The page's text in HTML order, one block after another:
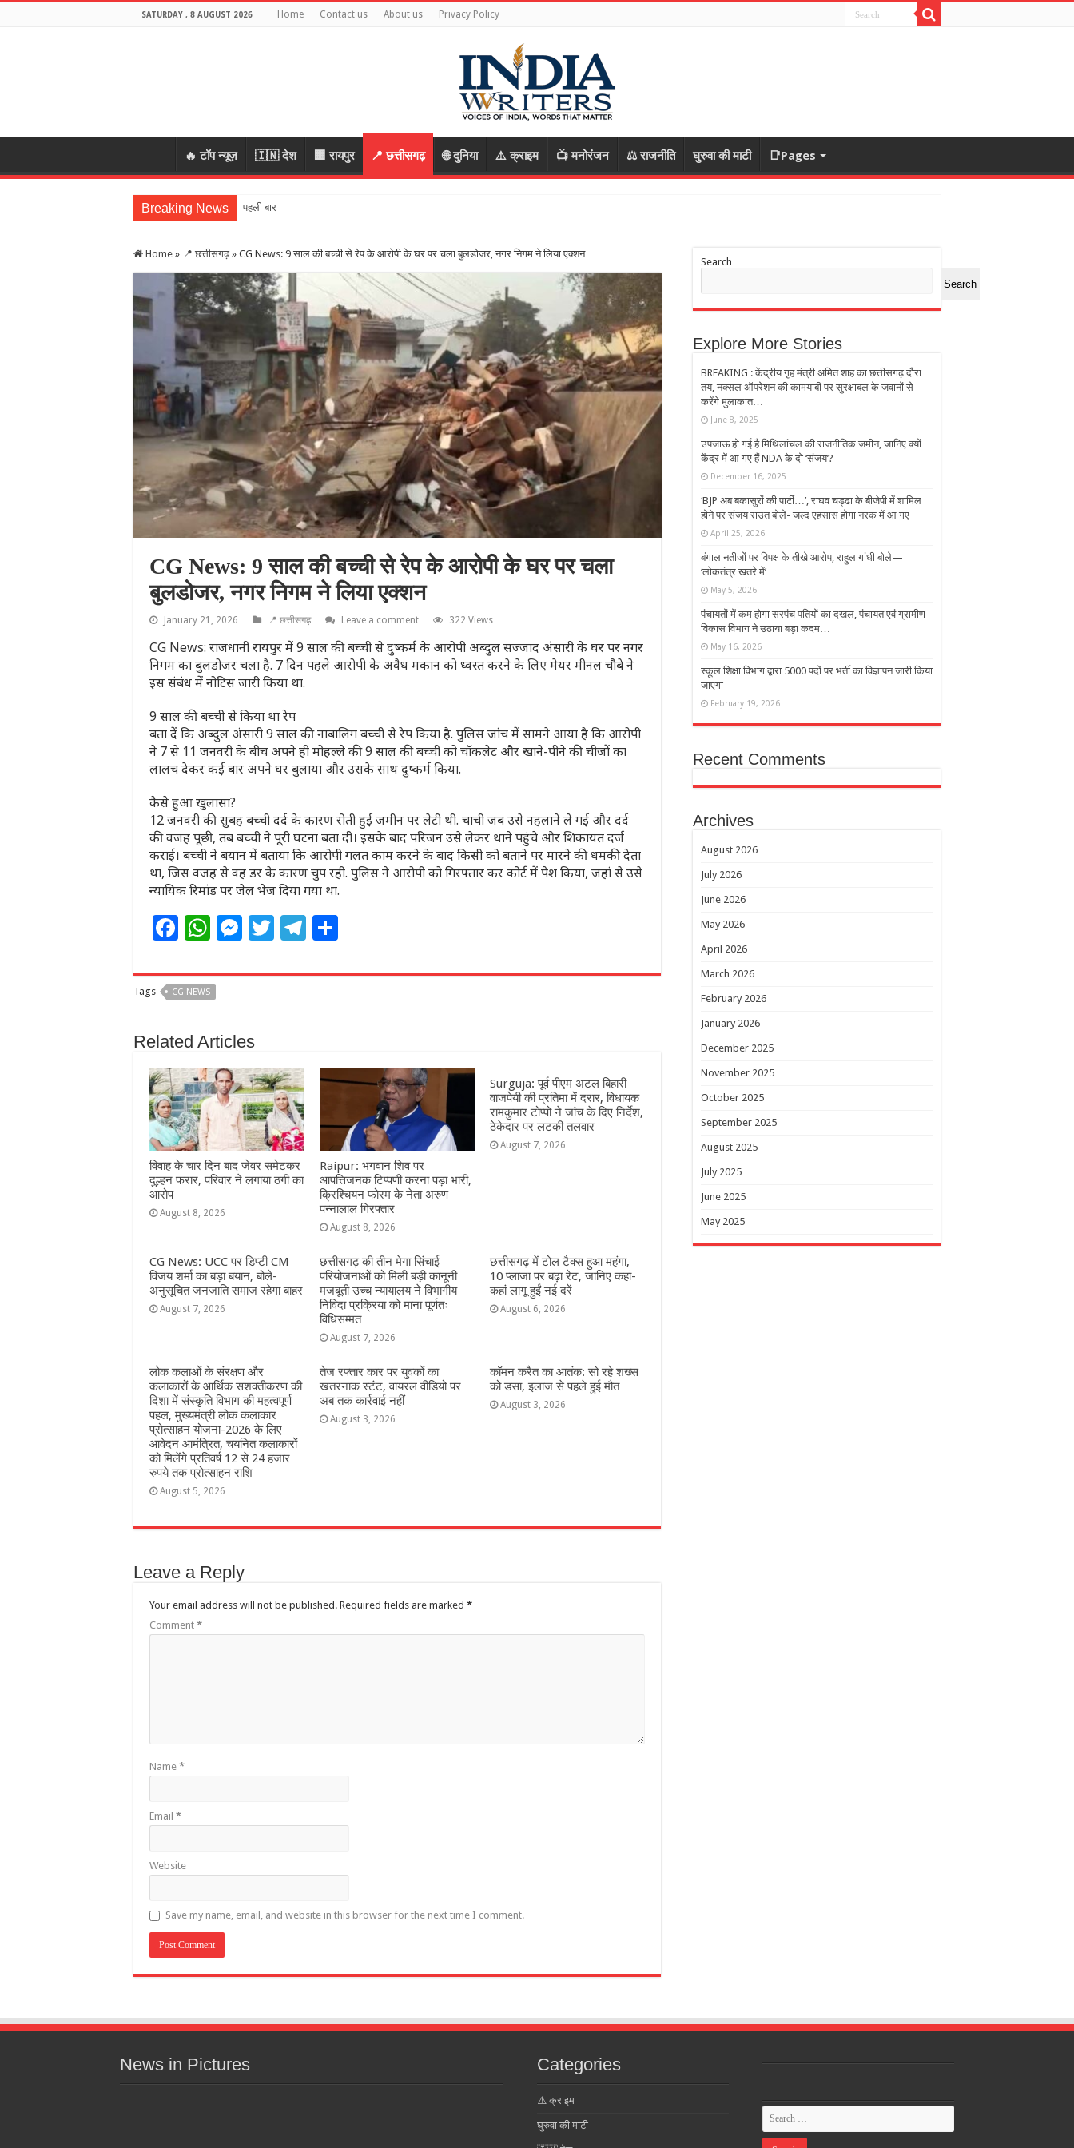
SATURDAY , 8 AUGUST 2026 Home Contact us About us Privacy Policy
🔥 टॉप न्यूज़ 🇮🇳 देश 🏢 रायपुर 📍 छत्तीसगढ़ 🌐 दुनिया ⚠️ क्राइम 📺 मनोरंजन ⚖️ राजनीति घुरुवा की माटी 📑Pages
Breaking News पहली बारिश में टूटा 19
Home » 📍 छत्तीसगढ़ » CG News: 9 साल की बच्ची से रेप के आरोपी के घर पर चला बुलडोजर, नगर निगम ने लिया एक्शन
CG News: 9 साल की बच्ची से रेप के आरोपी के घर पर चला
बुलडोजर, नगर निगम ने लिया एक्शन
January 21, 2026 📍 छत्तीसगढ़ Leave a comment 322 Views
CG News: राजधानी रायपुर में 9 साल की बच्ची से दुष्कर्म के आरोपी अब्दुल सज्जाद अंसारी के घर पर नगर
निगम का बुलडोजर चला है. 7 दिन पहले आरोपी के अवैध मकान को ध्वस्त करने के लिए मेयर मीनल चौबे ने
इस संबंध में नोटिस जारी किया था.
9 साल की बच्ची से किया था रेप
बता दें कि अब्दुल अंसारी 9 साल की नाबालिग बच्ची से रेप किया है. पुलिस जांच में सामने आया है कि आरोपी
ने 7 से 11 जनवरी के बीच अपने ही मोहल्ले की 9 साल की बच्ची को चॉकलेट और खाने-पीने की चीजों का
लालच देकर कई बार अपने घर बुलाया और उसके साथ दुष्कर्म किया.
कैसे हुआ खुलासा?
12 जनवरी की सुबह बच्ची दर्द के कारण रोती हुई जमीन पर लेटी थी. चाची जब उसे नहलाने ले गई और दर्द
की वजह पूछी, तब बच्ची ने पूरी घटना बता दी। इसके बाद परिजन उसे लेकर थाने पहुंचे और शिकायत दर्ज
कराई। बच्ची ने बयान में बताया कि आरोपी गलत काम करने के बाद किसी को बताने पर मारने की धमकी देता
था, जिस वजह से वह डर के कारण चुप रही. पुलिस ने आरोपी को गिरफ्तार कर कोर्ट में पेश किया, जहां से उसे
न्यायिक रिमांड पर जेल भेज दिया गया था.
F
c
e
b
o
o
k
W
at
s
A
p
p
M
ss
n
g
e
r
T
itt
T
e ar
Tags CG NEWS
Related Articles
विवाह के चार दिन बाद जेवर समेटकर
दुल्हन फरार, परिवार ने लगाया ठगी का
आरोप
August 8, 2026
Raipur: भगवान शिव पर
आपत्तिजनक टिप्पणी करना पड़ा भारी,
क्रिश्चियन फोरम के नेता अरुण
पन्नालाल गिरफ्तार
August 8, 2026
Surguja: पूर्व पीएम अटल बिहारी
वाजपेयी की प्रतिमा में दरार, विधायक
रामकुमार टोप्पो ने जांच के दिए निर्देश,
ठेकेदार पर लटकी तलवार
August 7, 2026
CG News: UCC पर डिप्टी CM
विजय शर्मा का बड़ा बयान, बोले-
अनुसूचित जनजाति समाज रहेगा बाहर
August 7, 2026
छत्तीसगढ़ की तीन मेगा सिंचाई
परियोजनाओं को मिली बड़ी कानूनी
मजबूती उच्च न्यायालय ने विभागीय
निविदा प्रक्रिया को माना पूर्णतः
विधिसम्मत
August 7, 2026
छत्तीसगढ़ में टोल टैक्स हुआ महंगा,
10 प्लाजा पर बढ़ा रेट, जानिए कहां-
कहां लागू हुईं नई दरें
August 6, 2026
लोक कलाओं के संरक्षण और
कलाकारों के आर्थिक सशक्तीकरण की
दिशा में संस्कृति विभाग की महत्वपूर्ण
पहल, मुख्यमंत्री लोक कलाकार
प्रोत्साहन योजना-2026 के लिए
आवेदन आमंत्रित, चयनित कलाकारों
को मिलेंगे प्रतिवर्ष 12 से 24 हजार
रुपये तक प्रोत्साहन राशि
August 5, 2026
तेज रफ्तार कार पर युवकों का
खतरनाक स्टंट, वायरल वीडियो पर
अब तक कार्रवाई नहीं
August 3, 2026
कॉमन करैत का आतंक: सो रहे शख्स
को डसा, इलाज से पहले हुई मौत
August 3, 2026
Leave a Reply
Your email address will not be published. Required fields are marked *
Comment *
Name *
Email *
Website
Save my name, email, and website in this browser for the next time I comment.
Search
Search
Explore More Stories
BREAKING : केंद्रीय गृह मंत्री अमित शाह का छत्तीसगढ़ दौरा
तय, नक्सल ऑपरेशन की कामयाबी पर सुरक्षाबल के जवानों से
करेंगे मुलाकात…
June 8, 2025
उपजाऊ हो गई है मिथिलांचल की राजनीतिक जमीन, जानिए क्यों
केंद्र में आ गए हैं NDA के दो ‘संजय’?
December 16, 2025
‘BJP अब बकासुरों की पार्टी…’, राघव चड्ढा के बीजेपी में शामिल
होने पर संजय राउत बोले- जल्‍द एहसास होगा नरक में आ गए
April 25, 2026
बंगाल नतीजों पर विपक्ष के तीखे आरोप, राहुल गांधी बोले—
‘लोकतंत्र खतरे में’
May 5, 2026
पंचायतों में कम होगा सरपंच पतियों का दखल, पंचायत एवं ग्रामीण
विकास विभाग ने उठाया बड़ा कदम…
May 16, 2026
स्कूल शिक्षा विभाग द्वारा 5000 पदों पर भर्ती का विज्ञापन जारी किया
जाएगा
February 19, 2026
Recent Comments
Archives
August 2026
July 2026
June 2026
May 2026
April 2026
March 2026
February 2026
January 2026
December 2025
November 2025
October 2025
September 2025
August 2025
July 2025
June 2025
May 2025
News in Pictures Categories
⚠️ क्राइम
घुरुवा की माटी